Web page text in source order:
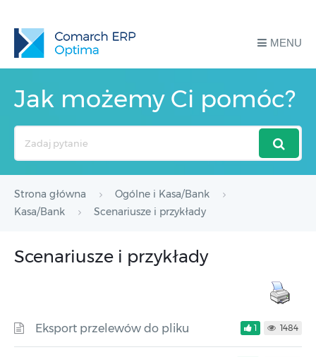
MENU
Jak możemy Ci pomóc?
Strona główna
Ogólne i Kasa/Bank
Kasa/Bank
Scenariusze i przykłady
Scenariusze i przykłady
Eksport przelewów do pliku 1 1484